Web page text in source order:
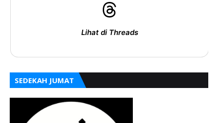
Lihat di Threads
SEDEKAH JUMAT